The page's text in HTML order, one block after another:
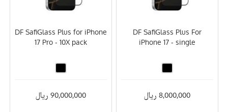
DF SafiGlass Plus For
iPhone 17 - single
8,000,000 ریال
DF SafiGlass Plus for iPhone
17 Pro - 10X pack
90,000,000 ریال